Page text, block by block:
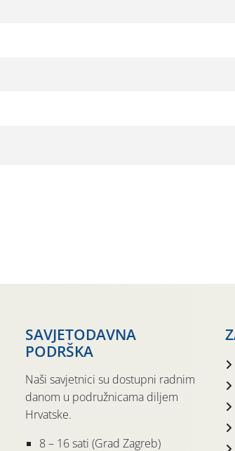
SAVJETODAVNA
PODRŠKA
Naši savjetnici su dostupni radnim
danom u podružnicama diljem
Hrvatske.
8 – 16 sati (Grad Zagreb)